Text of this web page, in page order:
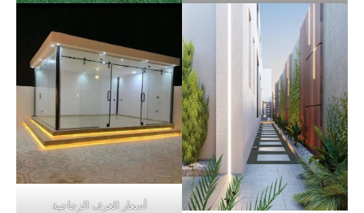
أسعار الغرف الزجاجية